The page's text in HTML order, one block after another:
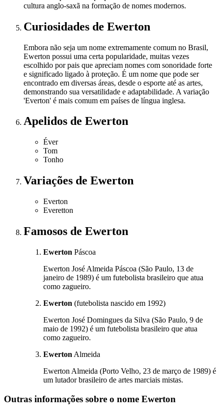
cultura anglo-saxã na formação de nomes modernos.
Curiosidades de Ewerton
Embora não seja um nome extremamente comum no Brasil,
Ewerton possui uma certa popularidade, muitas vezes
escolhido por pais que apreciam nomes com sonoridade forte
e significado ligado à proteção. É um nome que pode ser
encontrado em diversas áreas, desde o esporte até as artes,
demonstrando sua versatilidade e adaptabilidade. A variação
'Everton' é mais comum em países de língua inglesa.
Apelidos de Ewerton
Éver
Tom
Tonho
Variações de Ewerton
Everton
Everetton
Famosos de Ewerton
Ewerton Páscoa
Ewerton José Almeida Páscoa (São Paulo, 13 de
janeiro de 1989) é um futebolista brasileiro que atua
como zagueiro.
Ewerton (futebolista nascido em 1992)
Ewerton José Domingues da Silva (São Paulo, 9 de
maio de 1992) é um futebolista brasileiro que atua
como zagueiro.
Ewerton Almeida
Ewerton Almeida (Porto Velho, 23 de março de 1989) é
um lutador brasileiro de artes marciais mistas.
Outras informações sobre o nome Ewerton